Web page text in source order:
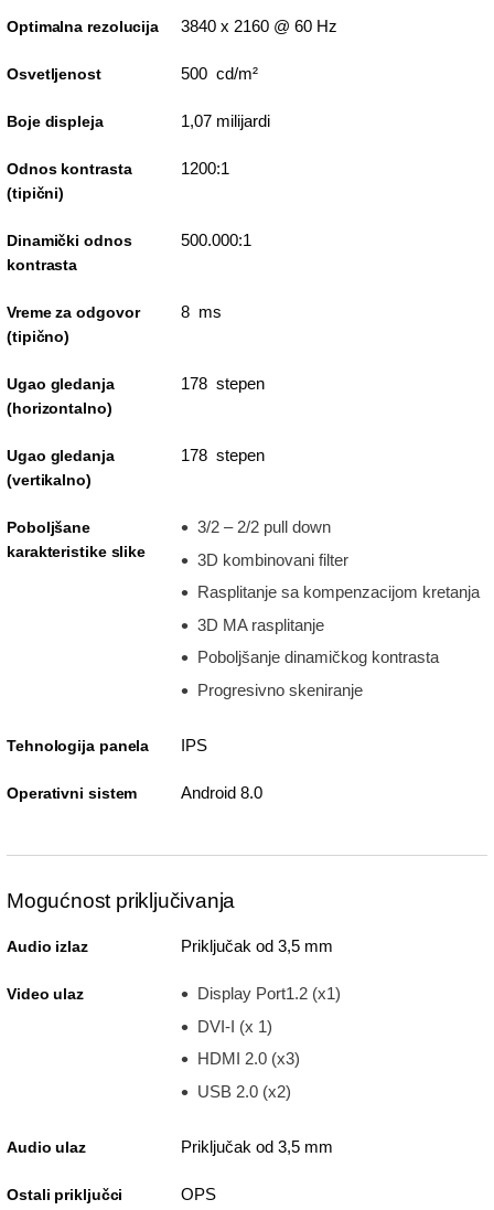
Optimalna rezolucija 3840 x 2160 @ 60 Hz
Osvetljenost 500 cd/m²
Boje displeja 1,07 milijardi
Odnos kontrasta
(tipični)
1200:1
Dinamički odnos
kontrasta
500.000:1
Vreme za odgovor
(tipično)
8 ms
Ugao gledanja
(horizontalno)
178 stepen
Ugao gledanja
(vertikalno)
178 stepen
Poboljšane
karakteristike slike
3/2 – 2/2 pull down
3D kombinovani filter
Rasplitanje sa kompenzacijom kretanja
3D MA rasplitanje
Poboljšanje dinamičkog kontrasta
Progresivno skeniranje
Tehnologija panela IPS
Operativni sistem Android 8.0
Mogućnost priključivanja
Audio izlaz Priključak od 3,5 mm
Video ulaz
Display Port1.2 (x1)
DVI-I (x 1)
HDMI 2.0 (x3)
USB 2.0 (x2)
Audio ulaz Priključak od 3,5 mm
Ostali priključci OPS